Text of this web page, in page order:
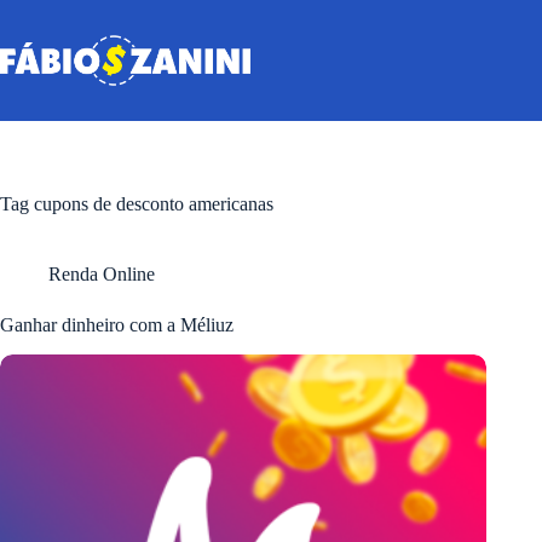
o
conteúdo
Tag cupons de desconto americanas
Renda Online
Ganhar dinheiro com a Méliuz